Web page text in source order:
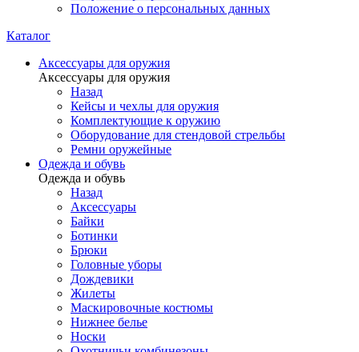
Положение о персональных данных
Каталог
Аксессуары для оружия
Аксессуары для оружия
Назад
Кейсы и чехлы для оружия
Комплектующие к оружию
Оборудование для стендовой стрельбы
Ремни оружейные
Одежда и обувь
Одежда и обувь
Назад
Аксессуары
Байки
Ботинки
Брюки
Головные уборы
Дождевики
Жилеты
Маскировочные костюмы
Нижнее белье
Носки